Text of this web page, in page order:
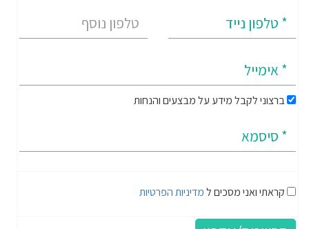
ברצוני לקבל מידע על מבצעים והנחות
קראתי ואני מסכים למדיניות הפרטיות